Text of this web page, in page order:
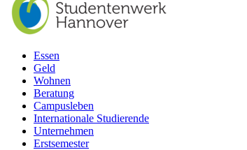
Essen
Geld
Wohnen
Beratung
Campusleben
Internationale Studierende
Unternehmen
Erstsemester